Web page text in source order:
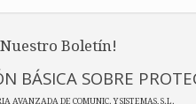
Boletín!
BÁSICA SOBRE
AVANZADA DE COMUNIC. Y SISTEMAS, S.L.